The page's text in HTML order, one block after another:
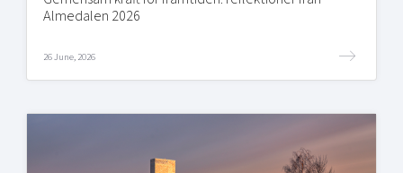
Almedalen 2026
26 June, 2026